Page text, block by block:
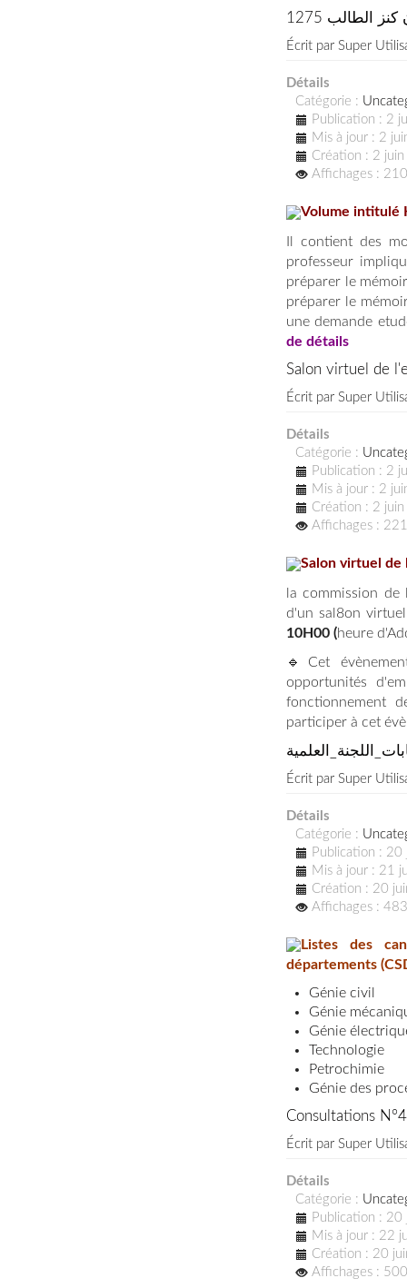
الطالب 1275
Écrit par Super
Détails
Catégorie :
Publication : 2
Mis à jour : 2
Création : 2
Affichages :
Volume intitulé
Il contient des
professeur
préparer le
préparer le
une demande
de détails
Salon virtuel de
Écrit par Super
Détails
Catégorie :
Publication : 2
Mis à jour : 2
Création : 2
Affichages :
Salon virtuel
la commission
d'un sal8on
10H00 (heure
🔹Cet
opportunités
fonctionnement
participer à cet
Écrit par Super
Détails
Catégorie :
Publication :
Mis à jour : 21
Création : 20
Affichages :
Listes des
départements
Génie civil
Génie
Génie
Technologie
Petrochimie
Génie des
Consultations
Écrit par Super
Détails
Catégorie :
Publication :
Mis à jour : 22
Création : 20
Affichages :